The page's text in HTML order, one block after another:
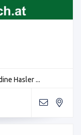
Hasler ...